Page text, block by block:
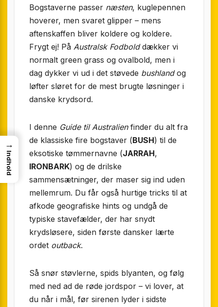
Bogstaverne passer næsten, kuglepennen
hoverer, men svaret glipper – mens
aftenskaffen bliver koldere og koldere.
Frygt ej! På Australsk Fodbolddækker vi
normalt green grass og ovalbold, men i
dag dykker vi ud i det støvede bushlandog
løfter sløret for de mest brugte løsninger i
danske krydsord.
I denne Guide til Australienfinder du alt fra
de klassiske fire bogstaver (BUSH) til de
eksotiske tømmernavne (JARRAH,
IRONBARK) og de drilske
sammensætninger, der maser sig ind uden
mellemrum. Du får også hurtige tricks til at
afkode geografiske hints og undgå de
typiske stavefælder, der har snydt
krydsløsere, siden første dansker lærte
ordet outback.
Så snør støvlerne, spids blyanten, og følg
med ned ad de røde jordspor – vi lover, at
du når i mål, før sirenen lyder i sidste
→
Indhold